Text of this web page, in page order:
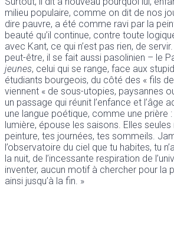
milieu populaire, comme on dit de nos
dire pauvre, a été comme ravi par la
beauté qu’il continue, contre toute
avec Kant, ce qui n’est pas rien, de
peut-être, il se fait aussi pasolinien – le
jeunes, celui qui se range, face aux
étudiants bourgeois, du côté des « fils
viennent « de sous-utopies, paysannes
un passage qui réunit l’enfance et l’âge
une langue poétique, comme une prière
lumière, épouse les saisons. Elles
peinture, tes journées, tes sommeils.
l’observatoire du ciel que tu habites, tu
la nuit, de l’incessante respiration de
inventer, aucun motif à chercher pour la
ainsi jusqu’à la fin. »